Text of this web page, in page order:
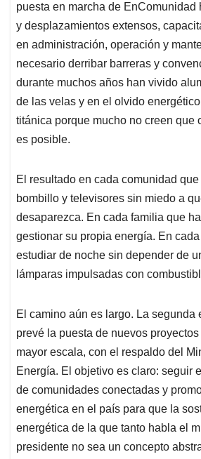
puesta en marcha de EnComunidad
y desplazamientos extensos,
en administración, operación y
necesario derribar barreras y
durante muchos años han vivido
de las velas y en el olvido
titánica porque mucho no creen que
es posible.
El resultado en cada comunidad
bombillo y televisores sin miedo a
desaparezca. En cada familia que
gestionar su propia energía. En
estudiar de noche sin depender de
lámparas impulsadas con
El camino aún es largo. La segunda
prevé la puesta de nuevos
mayor escala, con el respaldo del
Energía. El objetivo es claro: seguir
de comunidades conectadas y
energética en el país para que la
energética de la que tanto habla el
presidente no sea un concepto